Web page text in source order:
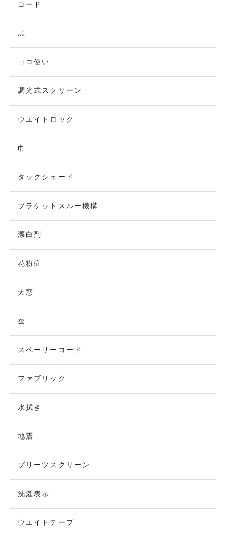
コード
黒
ヨコ使い
調光式スクリーン
ウエイトロック
巾
タックシェード
ブラケットスルー機構
漂白剤
花粉症
天窓
蚕
スペーサーコード
ファブリック
水拭き
地震
プリーツスクリーン
洗濯表示
ウエイトテープ